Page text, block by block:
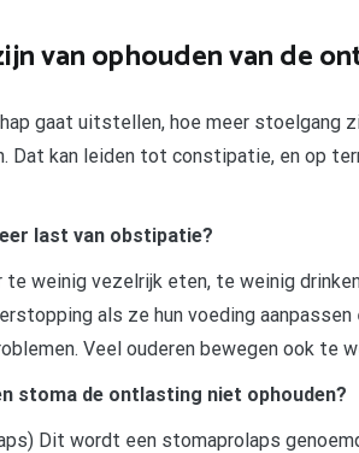
van ophouden van de
gaat uitstellen, hoe meer stoelgang
Dat kan leiden tot constipatie, en op
last van obstipatie?
weinig vezelrijk eten, te weinig
als ze hun voeding
Veel ouderen bewegen ook te
stoma de ontlasting niet ophouden?
Dit wordt een stomaprolaps